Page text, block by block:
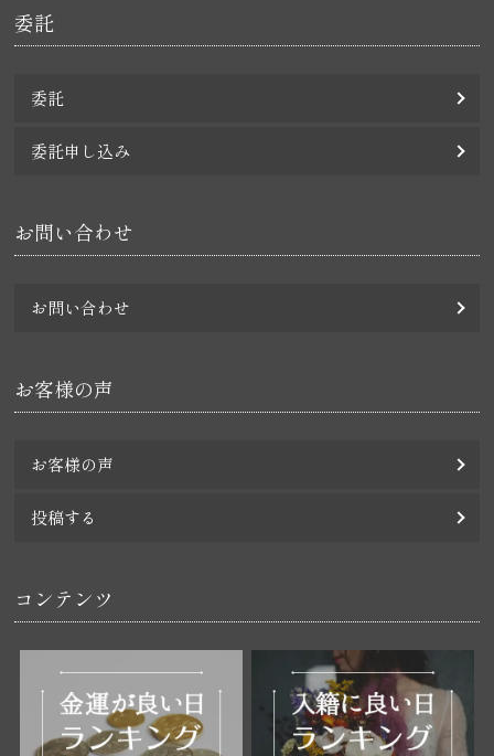
委託
委託
委託申し込み
お問い合わせ
お問い合わせ
お客様の声
お客様の声
投稿する
コンテンツ